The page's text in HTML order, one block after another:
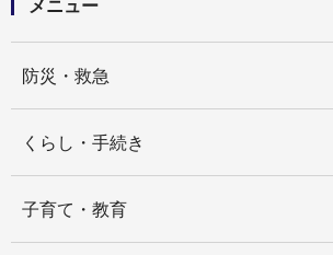
メニュー
防災・救急
くらし・手続き
子育て・教育